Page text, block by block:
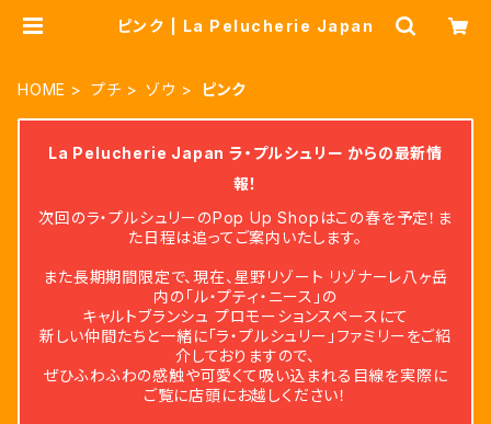
ピンク | La Pelucherie Japan
HOME プチ ゾウ ピンク
La Pelucherie Japan ラ・プルシュリー からの最新情
報！
次回のラ・プルシュリーのPop Up Shopはこの春を予定！ま
た日程は追ってご案内いたします。
また長期期間限定で、現在、星野リゾート リゾナーレ八ヶ岳
内の「ル・プティ・ニース」の
キャルトブランシュ プロモーションスペースにて
新しい仲間たちと一緒に「ラ・プルシュリー」ファミリーをご紹
介しておりますので、
ぜひふわふわの感触や可愛くて吸い込まれる目線を実際に
ご覧に店頭にお越しください！